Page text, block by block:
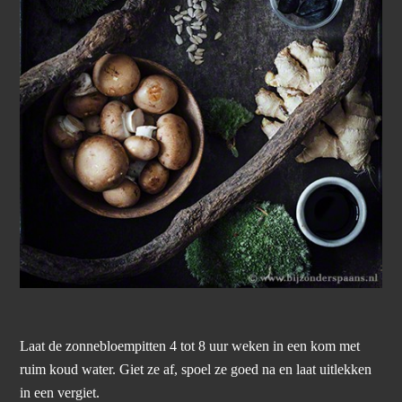
Laat de zonnebloempitten 4 tot 8 uur weken in een kom met
ruim koud water. Giet ze af, spoel ze goed na en laat uitlekken
in een vergiet.